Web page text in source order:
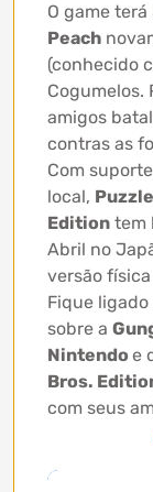
O game terá
Peach
(conhecido
Cogumelos.
amigos
contras as
Com
local,
Edition tem
Abril no
versão
Fique ligado
sobre a
Nintendo e
Bros.
com seus